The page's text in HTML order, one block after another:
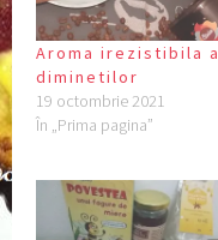
Aroma irezistibila a
diminetilor
19 octombrie 2021
În „Prima pagina”